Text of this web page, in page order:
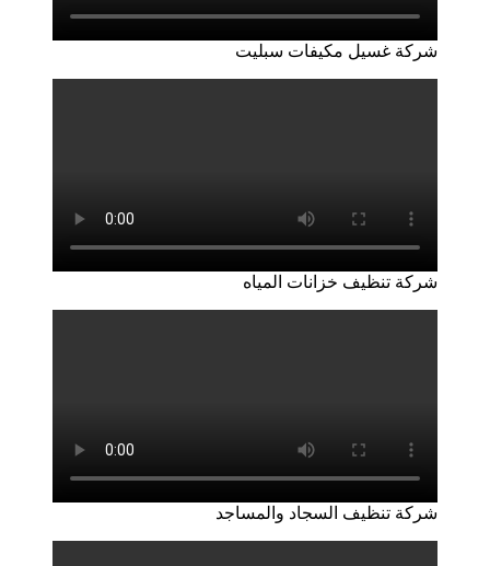
شركة غسيل مكيفات سبليت
شركة تنظيف خزانات المياه
شركة تنظيف السجاد والمساجد